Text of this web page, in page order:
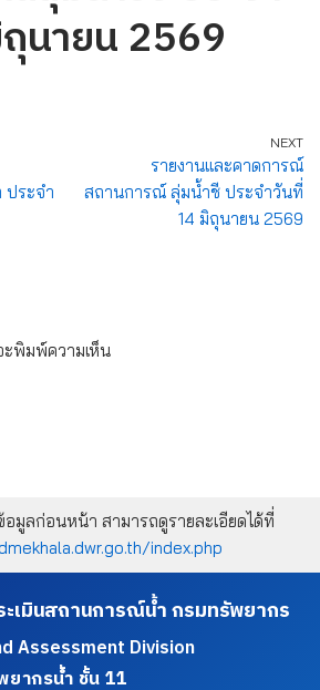
นายน 2569
ระจำ
NEXT
รายงานและคาดการณ์
สถานการณ์ ลุ่มน้ำชี ประจำวันที่
14 มิถุนายน 2569
ะพิมพ์ความเห็น
มูลก่อนหน้า สามารถดูรายละเอียดได้ที่
index.php
ะเมินสถานการณ์น้ำ กรมทรัพยากร
Assessment Division
ากรน้ำ ชั้น 11